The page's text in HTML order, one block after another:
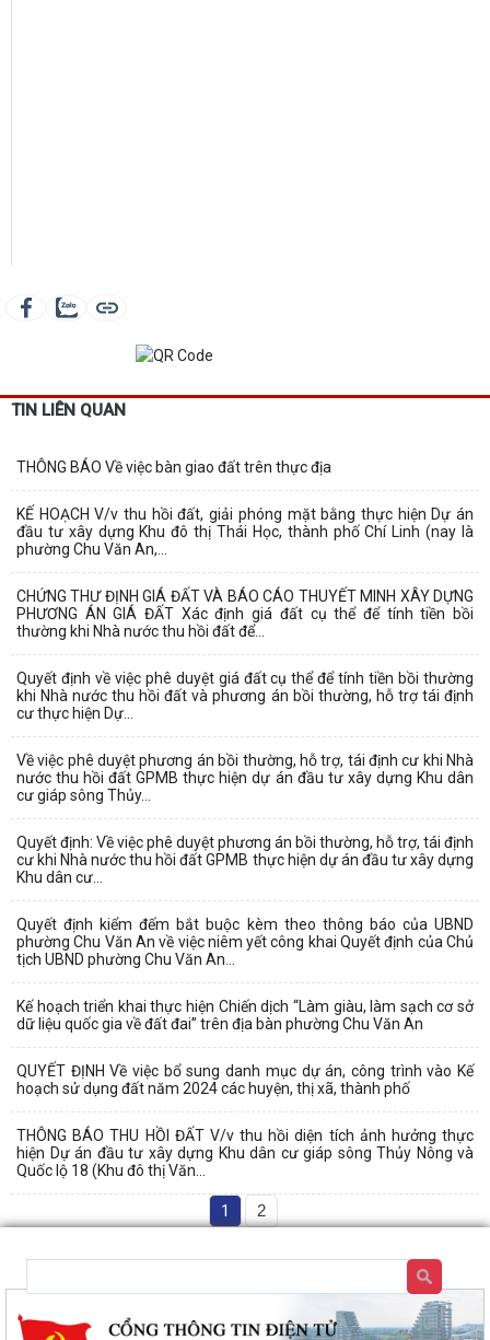
TIN LIÊN QUAN
THÔNG BÁO Về việc bàn giao đất trên thực địa
KẾ HOẠCH V/v thu hồi đất, giải phóng mặt bằng thực hiện Dự án
đầu tư xây dựng Khu đô thị Thái Học, thành phố Chí Linh (nay là
phường Chu Văn An,...
CHỨNG THƯ ĐỊNH GIÁ ĐẤT VÀ BÁO CÁO THUYẾT MINH XÂY DỰNG
PHƯƠNG ÁN GIÁ ĐẤT Xác định giá đất cụ thể để tính tiền bồi
thường khi Nhà nước thu hồi đất để...
Quyết định về việc phê duyệt giá đất cụ thể để tính tiền bồi thường
khi Nhà nước thu hồi đất và phương án bồi thường, hỗ trợ tái định
cư thực hiện Dự...
Về việc phê duyệt phương án bồi thường, hỗ trợ, tái định cư khi Nhà
nước thu hồi đất GPMB thực hiện dự án đầu tư xây dựng Khu dân
cư giáp sông Thủy...
Quyết định: Về việc phê duyệt phương án bồi thường, hỗ trợ, tái định
cư khi Nhà nước thu hồi đất GPMB thực hiện dự án đầu tư xây dựng
Khu dân cư...
Quyết định kiểm đếm bắt buộc kèm theo thông báo của UBND
phường Chu Văn An về việc niêm yết công khai Quyết định của Chủ
tịch UBND phường Chu Văn An...
Kế hoạch triển khai thực hiện Chiến dịch “Làm giàu, làm sạch cơ sở
dữ liệu quốc gia về đất đai” trên địa bàn phường Chu Văn An
QUYẾT ĐỊNH Về việc bổ sung danh mục dự án, công trình vào Kế
hoạch sử dụng đất năm 2024 các huyện, thị xã, thành phố
THÔNG BÁO THU HỒI ĐẤT V/v thu hồi diện tích ảnh hưởng thực
hiện Dự án đầu tư xây dựng Khu dân cư giáp sông Thủy Nông và
Quốc lộ 18 (Khu đô thị Văn...
1 2